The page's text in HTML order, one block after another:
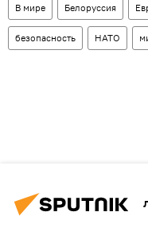
В мире Белоруссия
безопасность НАТО